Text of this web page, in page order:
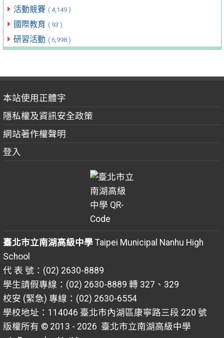
活動競賽 ( 4,149 )
國際教育 ( 93 )
研習活動 ( 6,998 )
本站使用正體字
隱私權及資訊安全政策
網站著作權聲明
登入
臺北市立南湖高級中學Taipei Municipal Nanhu High
School
代 表 號：(02) 2630-8889
學生請假專線：(02) 2630-8889 轉 327、329
校安 (緊急) 專線：(02) 2630-6554
學校地址：114046 臺北市內湖區康寧路三段 220 號
版權所有 © 2013 - 2026 臺北市立南湖高級中學